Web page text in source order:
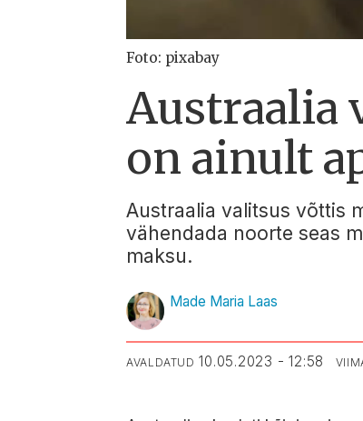
Foto: pixabay
Austraalia
on ainult
Austraalia valitsus võttis
vähendada noorte seas
maksu.
Made Maria Laas
AVALDATUD 10.05.2023 - 12:58